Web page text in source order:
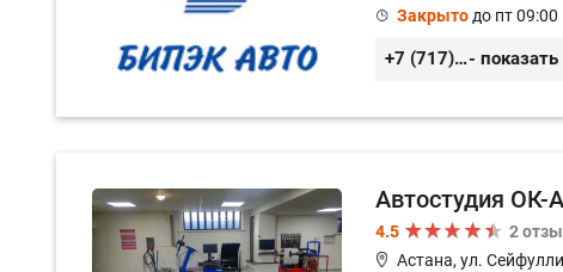
Закрытодо пт 09:00
+7 (717) 222-69-66- показать
Автостудия ОК-
4.5
2
Астана, ул.